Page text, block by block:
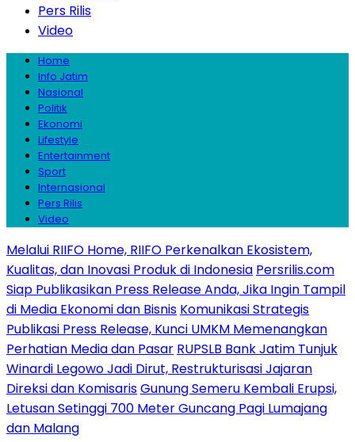
Pers Rilis
Video
Home
Info Jatim
Nasional
Politik
Ekonomi
Lifestyle
Entertainment
Sport
Internasional
Pers Rilis
Video
Melalui RIIFO Home, RIIFO Perkenalkan Ekosistem,
Kualitas, dan Inovasi Produk di Indonesia Persrilis.com
Siap Publikasikan Press Release Anda, Jika Ingin Tampil
di Media Ekonomi dan Bisnis Komunikasi Strategis
Publikasi Press Release, Kunci UMKM Memenangkan
Perhatian Media dan Pasar RUPSLB Bank Jatim Tunjuk
Winardi Legowo Jadi Dirut, Restrukturisasi Jajaran
Direksi dan KomisarisGunung Semeru Kembali Erupsi,
Letusan Setinggi 700 Meter Guncang Pagi Lumajang
dan Malang